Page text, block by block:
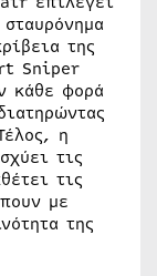
της
Sniper
κάθε φορά
η
τις
τις
με
της